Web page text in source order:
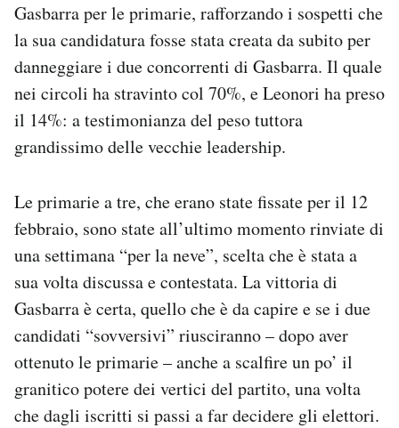
Gasbarra per le primarie, rafforzando i sospetti che
la sua candidatura fosse stata creata da subito per
danneggiare i due concorrenti di Gasbarra. Il quale
nei circoli ha stravinto col 70%, e Leonori ha preso
il 14%: a testimonianza del peso tuttora
grandissimo delle vecchie leadership.
Le primarie a tre, che erano state fissate per il 12
febbraio, sono state all’ultimo momento rinviate di
una settimana “per la neve”, scelta che è stata a
sua volta discussa e contestata. La vittoria di
Gasbarra è certa, quello che è da capire e se i due
candidati “sovversivi” riusciranno – dopo aver
ottenuto le primarie – anche a scalfire un po’ il
granitico potere dei vertici del partito, una volta
che dagli iscritti si passi a far decidere gli elettori.